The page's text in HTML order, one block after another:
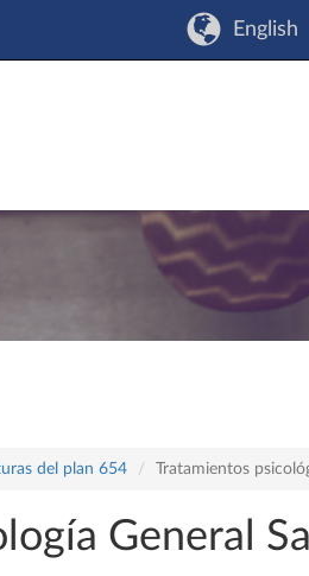
English
del plan 654 Tratamientos
General